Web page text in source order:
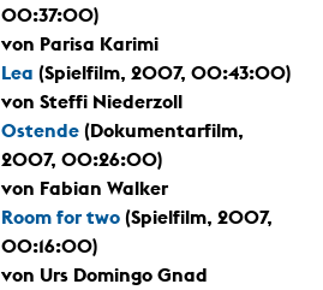
00:37:00)
von Parisa Karimi
Lea (Spielfilm, 2007, 00:43:00)
von Steffi Niederzoll
Ostende (Dokumentarfilm,
2007, 00:26:00)
von Fabian Walker
Room for two (Spielfilm, 2007,
00:16:00)
von Urs Domingo Gnad